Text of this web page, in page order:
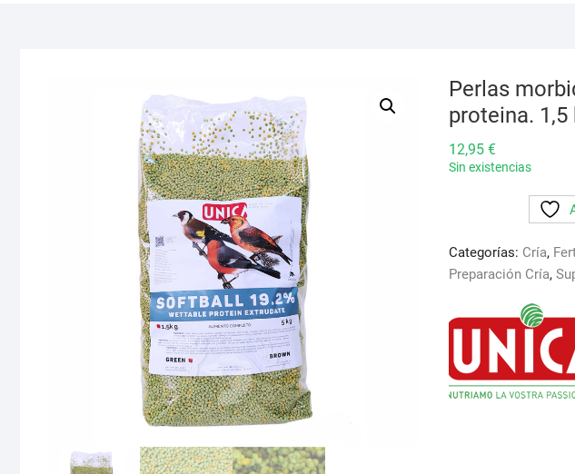
Perlas
proteina. 1,5
12,95 €
Sin existencias
Categorías: Cría,
Preparación Cría,